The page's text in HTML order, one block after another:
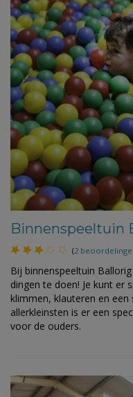
Binnenspeeltuin
(2
Bij binnenspeeltuin
dingen te doen! Je kunt er
klimmen, klauteren en
allerkleinsten is er een
voor de ouders.